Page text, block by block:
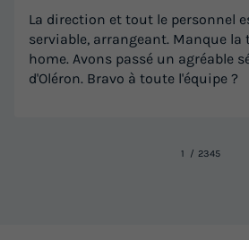
La direction et tout le personnel
serviable, arrangeant. Manque la
home. Avons passé un agréable
d'Oléron. Bravo à toute l'équipe ?
1 2345